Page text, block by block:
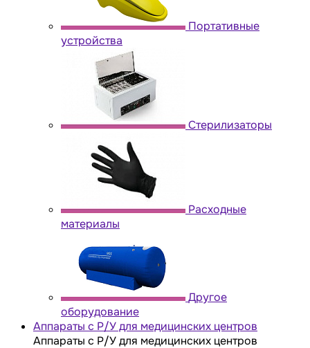
Портативные
устройства
Стерилизаторы
Расходные
материалы
Другое
оборудование
Аппараты с Р/У для медицинских центров
Аппараты с Р/У для медицинских центров